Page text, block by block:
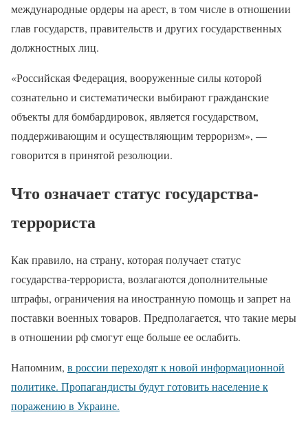
международные ордеры на арест, в том числе в отношении
глав государств, правительств и других государственных
должностных лиц.
«Российская Федерация, вооруженные силы которой
сознательно и систематически выбирают гражданские
объекты для бомбардировок, является государством,
поддерживающим и осуществляющим терроризм», —
говорится в принятой резолюции.
Что означает статус государства-
террориста
Как правило, на страну, которая получает статус
государства-террориста, возлагаются дополнительные
штрафы, ограничения на иностранную помощь и запрет на
поставки военных товаров. Предполагается, что такие меры
в отношении рф смогут еще больше ее ослабить.
Напомним, в россии переходят к новой информационной
политике. Пропагандисты будут готовить население к
поражению в Украине.